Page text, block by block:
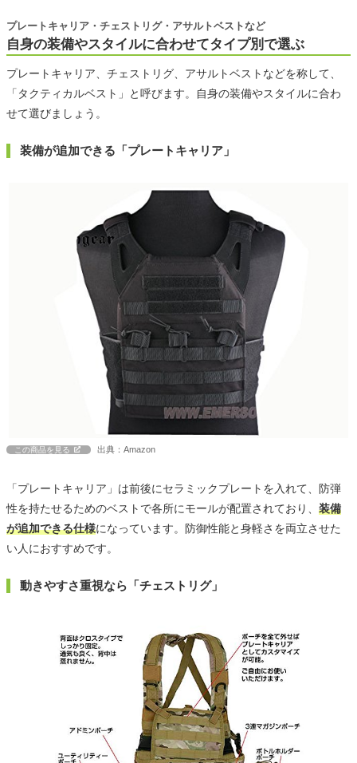
自身の装備やスタイルに合わせてタイプ別で選ぶ
プレートキャリア・チェストリグ・アサルトベストなど
プレートキャリア、チェストリグ、アサルトベストなどを称して、
「タクティカルベスト」と呼びます。自身の装備やスタイルに合わ
せて選びましょう。
装備が追加できる「プレートキャリア」
この商品を見る 出典：Amazon
「プレートキャリア」は前後にセラミックプレートを入れて、防弾
性を持たせるためのベストで各所にモールが配置されており、 装備
が追加できる仕様になっています。防御性能と身軽さを両立させた
い人におすすめです。
動きやすさ重視なら「チェストリグ」